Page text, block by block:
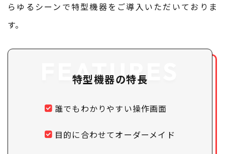
らゆるシーンで特型機器をご導入いただいておりま
す。
FEATURES
特型機器の特長
誰でもわかりやすい操作画面
目的に合わせてオーダーメイド